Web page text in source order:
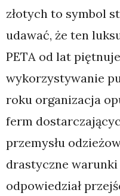
złotych to symbol
udawać, że ten
PETA od lat
wykorzystywanie
roku organizacja
ferm
przemysłu
drastyczne
odpowiedział